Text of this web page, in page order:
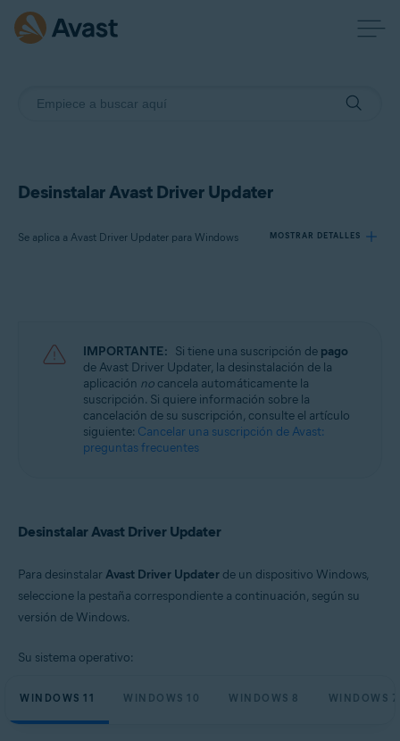
Desinstalar Avast Driver Updater
Se aplica a Avast Driver Updater para Windows MOSTRAR DETALLES
Sistemas operativos:
Microsoft Windows 11 Home/Pro/Enterprise/Education
Microsoft Windows 10 Home/Pro/Enterprise/Education - 32 o 64 bits
Microsoft Windows 8.1/Pro/Enterprise - 32 o 64 bits
Microsoft Windows 8/Pro/Enterprise - 32 o 64 bits
Microsoft Windows 7 Home Basic/Home
IMPORTANTE: Si tiene una suscripción de pago
de Avast Driver Updater, la desinstalación de la
aplicación no cancela automáticamente la
suscripción. Si quiere información sobre la
cancelación de su suscripción, consulte el artículo
siguiente: Cancelar una suscripción de Avast:
preguntas frecuentes
Desinstalar Avast Driver Updater
Para desinstalarAvast Driver Updater de un dispositivo Windows,
seleccione la pestaña correspondiente a continuación, según su
versión de Windows.
Su sistema operativo:
WINDOWS 11 WINDOWS 10 WINDOWS 8 WINDOWS 7